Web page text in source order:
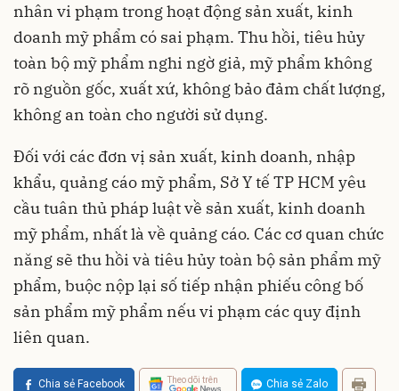
nhân vi phạm trong hoạt động sản xuất, kinh
doanh mỹ phẩm có sai phạm. Thu hồi, tiêu hủy
toàn bộ mỹ phẩm nghi ngờ giả, mỹ phẩm không
rõ nguồn gốc, xuất xứ, không bảo đảm chất lượng,
không an toàn cho người sử dụng.
Đối với các đơn vị sản xuất, kinh doanh, nhập
khẩu, quảng cáo mỹ phẩm, Sở Y tế TP HCM yêu
cầu tuân thủ pháp luật về sản xuất, kinh doanh
mỹ phẩm, nhất là về quảng cáo. Các cơ quan chức
năng sẽ thu hồi và tiêu hủy toàn bộ sản phẩm mỹ
phẩm, buộc nộp lại số tiếp nhận phiếu công bố
sản phẩm mỹ phẩm nếu vi phạm các quy định
liên quan.
Chia sẻ Facebook Theo dõi trên Chia sẻ Zalo